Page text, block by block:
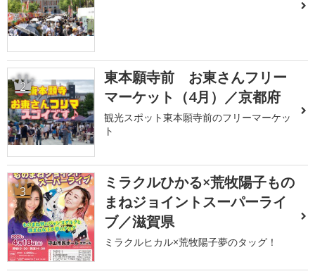
2
東本願寺前 お東さんフリー
マーケット（4月）／京都府
観光スポット東本願寺前のフリーマーケッ
ト
3
ミラクルひかる×荒牧陽子もの
まねジョイントスーパーライ
ブ／滋賀県
ミラクルヒカル×荒牧陽子夢のタッグ！